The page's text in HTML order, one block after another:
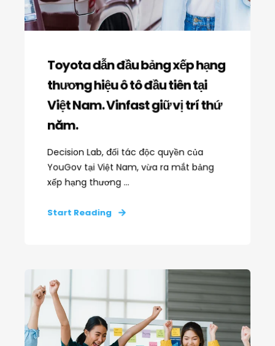
Toyota dẫn đầu bảng xếp hạng
thương hiệu ô tô đầu tiên tại
Việt Nam. Vinfast giữ vị trí thứ
năm.
Decision Lab, đối tác độc quyền của
YouGov tại Việt Nam, vừa ra mắt bảng
xếp hạng thương ...
Start Reading